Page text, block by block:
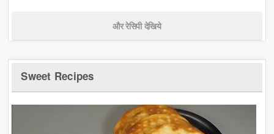
और रेसिपी देखिये
Sweet Recipes